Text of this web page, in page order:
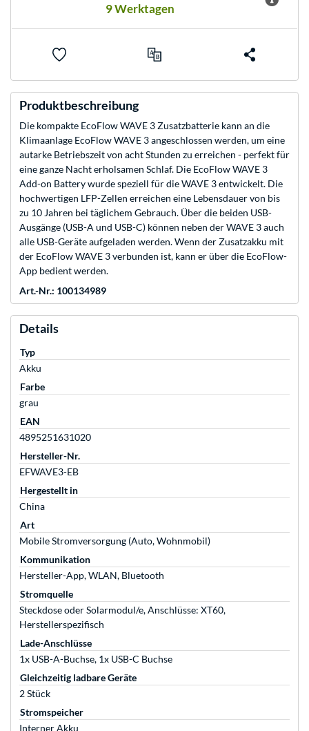
9 Werktagen
Produktbeschreibung
Die kompakte EcoFlow WAVE 3 Zusatzbatterie kann an die
Klimaanlage EcoFlow WAVE 3 angeschlossen werden, um eine
autarke Betriebszeit von acht Stunden zu erreichen - perfekt für
eine ganze Nacht erholsamen Schlaf. Die EcoFlow WAVE 3
Add-on Battery wurde speziell für die WAVE 3 entwickelt. Die
hochwertigen LFP-Zellen erreichen eine Lebensdauer von bis
zu 10 Jahren bei täglichem Gebrauch. Über die beiden USB-
Ausgänge (USB-A und USB-C) können neben der WAVE 3 auch
alle USB-Geräte aufgeladen werden. Wenn der Zusatzakku mit
der EcoFlow WAVE 3 verbunden ist, kann er über die EcoFlow-
App bedient werden.
Art.-Nr.: 100134989
Details
Typ
Akku
Farbe
grau
EAN
4895251631020
Hersteller-Nr.
EFWAVE3-EB
Hergestellt in
China
Art
Mobile Stromversorgung (Auto, Wohnmobil)
Kommunikation
Hersteller-App, WLAN, Bluetooth
Stromquelle
Steckdose oder Solarmodul/e, Anschlüsse: XT60,
Herstellerspezifisch
Lade-Anschlüsse
1x USB-A-Buchse, 1x USB-C Buchse
Gleichzeitig ladbare Geräte
2 Stück
Stromspeicher
Interner Akku